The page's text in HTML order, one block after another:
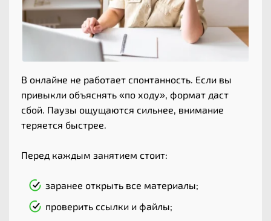
В онлайне не работает спонтанность. Если вы
привыкли объяснять «по ходу», формат даст
сбой. Паузы ощущаются сильнее, внимание
теряется быстрее.
Перед каждым занятием стоит:
заранее открыть все материалы;
проверить ссылки и файлы;